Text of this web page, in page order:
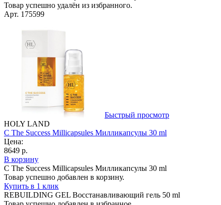
Товар успешно удалён из избранного.
Арт. 175599
Быстрый просмотр
HOLY LAND
C The Success Millicapsules Милликапсулы 30 ml
Цена:
8649 р.
В корзину
C The Success Millicapsules Милликапсулы 30 ml
Товар успешно добавлен в корзину.
Купить в 1 клик
REBUILDING GEL Bосстанавливающий гель 50 ml